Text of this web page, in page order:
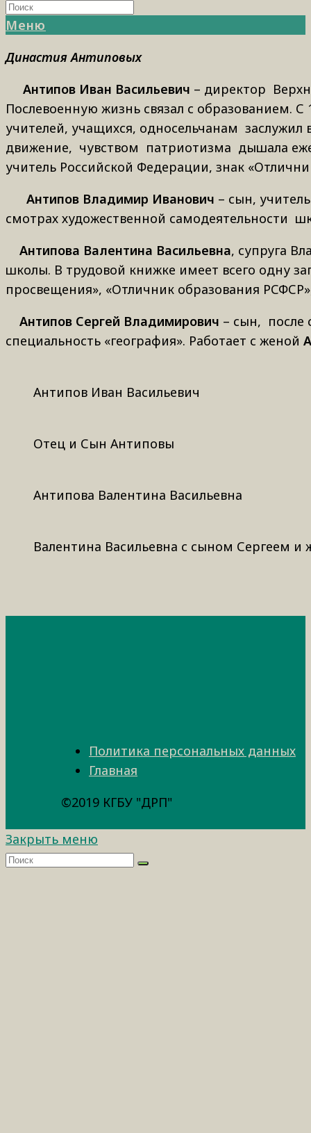
Меню
Династия Антиповых
Антипов Иван Васильевич – директор
Послевоенную жизнь связал с образованием.
учителей, учащихся, односельчанам
движение, чувством патриотизма дышала
учитель Российской Федерации, знак
Антипов Владимир Иванович – сын,
смотрах художественной самодеятельности
Антипова Валентина Васильевна, супруга
школы. В трудовой книжке имеет всего одну
просвещения», «Отличник образования
Антипов Сергей Владимирович – сын, после
специальность «география». Работает с женой
Антипов Иван Васильевич
Отец и Сын Антиповы
Антипова Валентина Васильевна
Валентина Васильевна с сыном Сергеем и
Политика персональных данных
Главная
©2019 КГБУ "ДРП"
Закрыть меню